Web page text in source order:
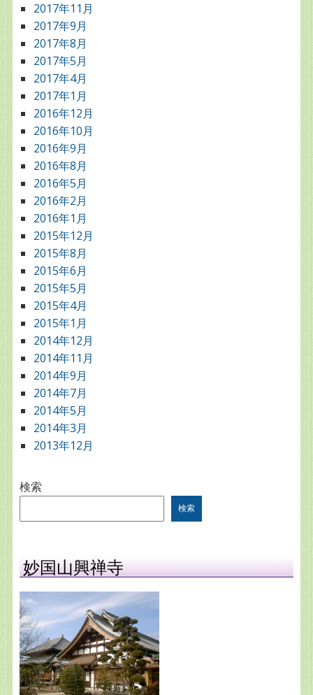
2017年11月
2017年9月
2017年8月
2017年5月
2017年4月
2017年1月
2016年12月
2016年10月
2016年9月
2016年8月
2016年5月
2016年2月
2016年1月
2015年12月
2015年8月
2015年6月
2015年5月
2015年4月
2015年1月
2014年12月
2014年11月
2014年9月
2014年7月
2014年5月
2014年3月
2013年12月
検索
検索
妙国山興禅寺